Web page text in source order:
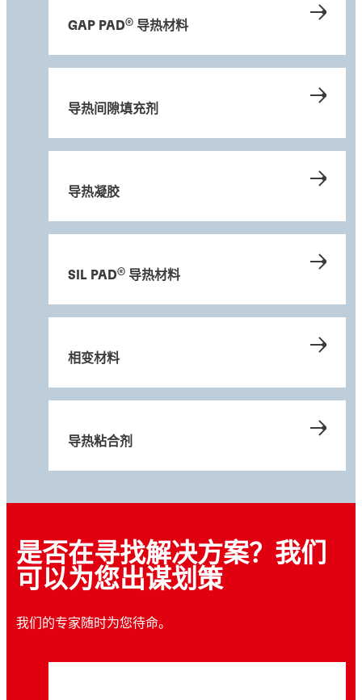
汉高优化工业自动导引车的热性能
材料实现散热，以优化功能。
案例研究
使用 LOCTITE
相变材料提高电源模块的可
了解全新设计的驱动系统如何利用热管理材料
的热管理解决方案，满足紧凑设计的散热需
白皮书
白皮书
界面导热材料如何助力功率电子器件封装？
了解我们为功率电子器件封装设计的界面导热
材料有哪些品类和性能特点。
阅读我们的产品指南，了解有关汉高热管理解
GAP PAD® 导热材料
导热间隙填充剂
导热凝胶
SIL PAD® 导热材料
相变材料
导热粘合剂
是否在寻找解决方案？我们
可以为您出谋划策
我们的专家随时为您待命。